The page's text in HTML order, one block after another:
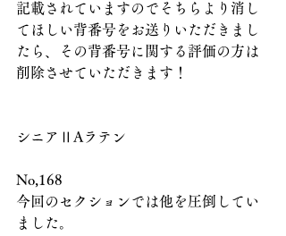
記載されていますのでそちらより消し
てほしい背番号をお送りいただきまし
たら、その背番号に関する評価の方は
削除させていただきます！
シニアⅡAラテン
No,168
今回のセクションでは他を圧倒してい
ました。